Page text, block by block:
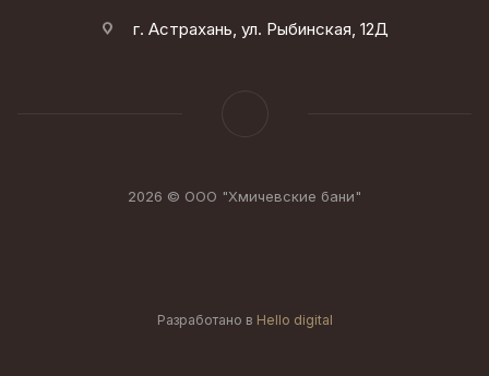
г. Астрахань, ул. Рыбинская, 12Д
2026 © ООО "Хмичевские бани"
Разработано в Hello digital